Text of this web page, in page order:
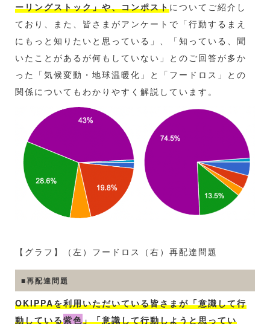
ーリングストック」や、コンポストについてご紹介し
ており、また、皆さまがアンケートで「行動するまえ
にもっと知りたいと思っている」、「知っている、聞
いたことがあるが何もしていない」とのご回答が多か
った「気候変動・地球温暖化」と「フードロス」との
関係についてもわかりやすく解説しています。
【グラフ】（左）フードロス（右）再配達問題
■再配達問題
OKIPPAを利用いただいている皆さまが「意識して行
動している紫色」「意識して行動しようと思ってい